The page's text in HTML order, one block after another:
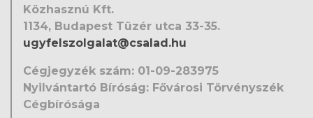
Közhasznú Kft.
1134, Budapest Tüzér utca 33-35.
ugyfelszolgalat@csalad.hu
Cégjegyzék szám: 01-09-283975
Nyilvántartó Bíróság: Fővárosi Törvényszék
Cégbírósága